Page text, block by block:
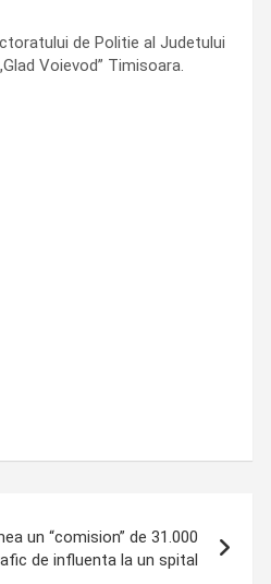
de Politie al Judetului
Voievod” Timisoara.
un “comision” de 31.000
de influenta la un spital